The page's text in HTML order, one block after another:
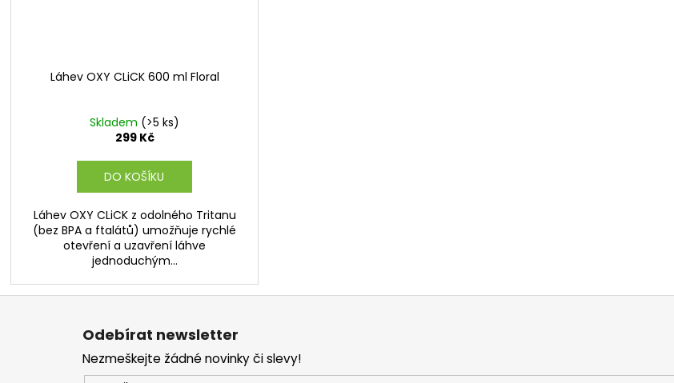
Láhev OXY CLiCK 600 ml Floral
Skladem (>5 ks)
299 Kč
DO KOŠÍKU
Láhev OXY CLiCK z odolného Tritanu
(bez BPA a ftalátů) umožňuje rychlé
otevření a uzavření láhve
jednoduchým...
Z
Odebírat newsletter
Nezmeškejte žádné novinky či slevy!